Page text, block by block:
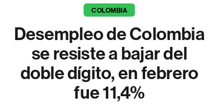
COLOMBIA
Desempleo de Colombia
se resiste a bajar del
doble dígito, en febrero
fue 11,4%